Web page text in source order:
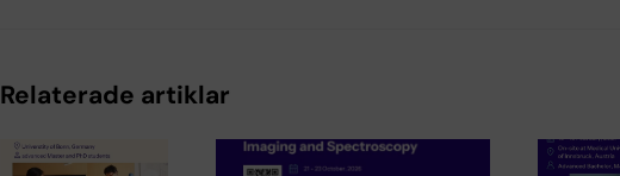
Relaterade artiklar